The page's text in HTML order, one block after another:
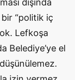
dışında
“politik iç
Lefkoşa
Belediye’ye el